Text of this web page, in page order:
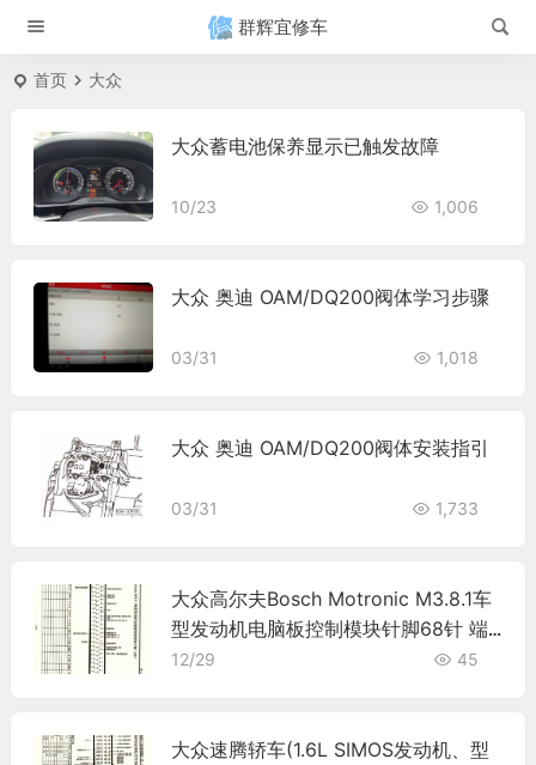
群辉宜修车
首页 大众
大众蓄电池保养显示已触发故障
10/23 1,006
大众 奥迪 OAM/DQ200阀体学习步骤
03/31 1,018
大众 奥迪 OAM/DQ200阀体安装指引
03/31 1,733
大众高尔夫Bosch Motronic M3.8.1车
型发动机电脑板控制模块针脚68针 端
子图
12/29 45
大众速腾轿车(1.6L SIMOS发动机、型